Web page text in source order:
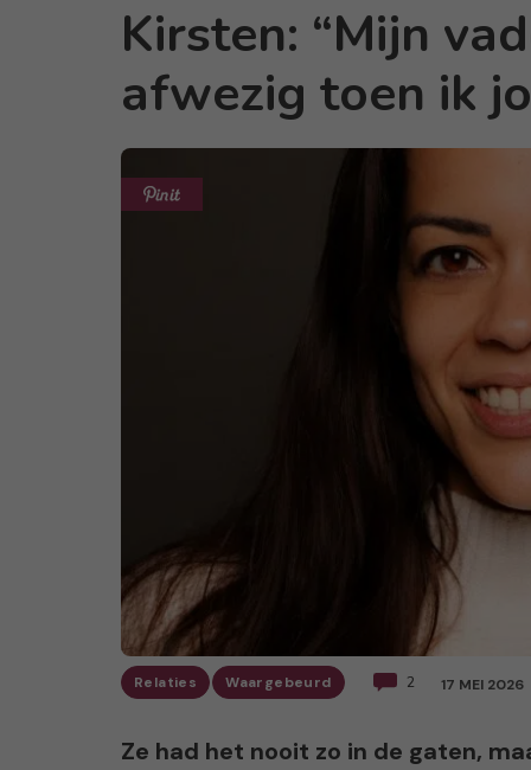
Kirsten: “Mijn
afwezig toen ik
Relaties Waargebeurd 2 17 MEI 2026
Ze had het nooit zo in de gaten,